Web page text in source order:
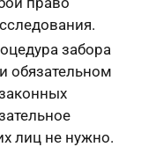
забора
обязательном
лиц не нужно.